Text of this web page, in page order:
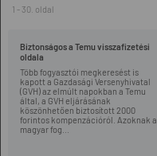
1 - 30. oldal
Biztonságos a Temu visszafizetési
oldala
Több fogyasztói megkeresést is
kapott a Gazdasági Versenyhivatal
(GVH) az elmúlt napokban a Temu
által, a GVH eljárásának
köszönhetően biztosított 2000
forintos kompenzációról. Azoknak a
magyar fog...